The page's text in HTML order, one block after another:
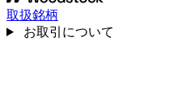
取扱銘柄
お取引について